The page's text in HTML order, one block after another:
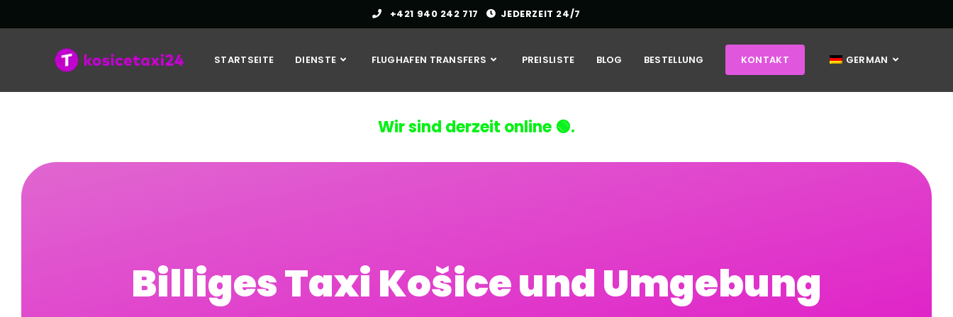
+421 940 242 717 JEDERZEIT 24/7
STARTSEITE DIENSTE FLUGHAFEN TRANSFERS PREISLISTE BLOG BESTELLUNG KONTAKT GERMAN
Wir sind derzeit online 🟢.
Billiges Taxi Košice und Umgebung